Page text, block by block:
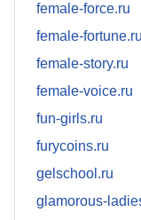
female-force.ru
female-fortune.ru
female-story.ru
female-voice.ru
fun-girls.ru
furycoins.ru
gelschool.ru
glamorous-